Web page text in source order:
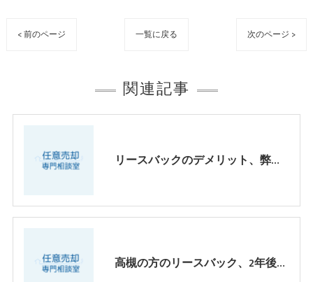
< 前のページ 一覧に戻る 次のページ >
関連記事
リースバックのデメリット、弊社のリースバックについて【大阪・兵庫・京都】
高槻の方のリースバック、2年後には必ず出る条件で、格安の家賃でリースバック契約成立